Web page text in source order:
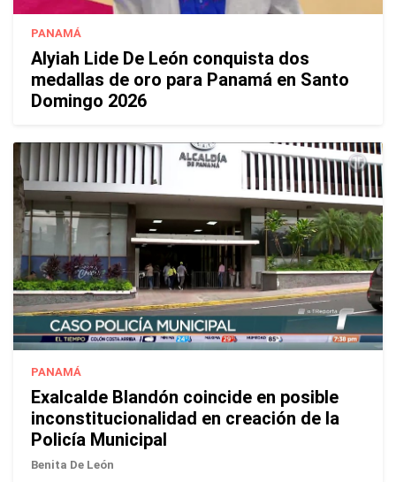
PANAMÁ
Alyiah Lide De León conquista dos
medallas de oro para Panamá en Santo
Domingo 2026
PANAMÁ
Exalcalde Blandón coincide en posible
inconstitucionalidad en creación de la
Policía Municipal
Benita De León